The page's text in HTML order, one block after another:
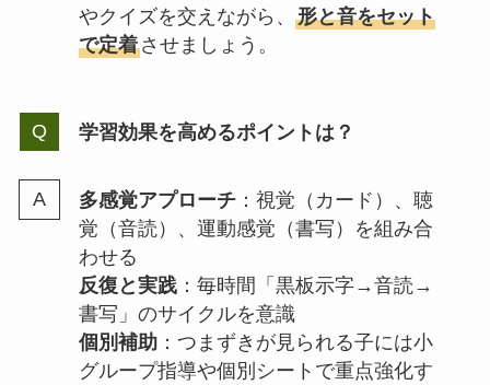
やクイズを交えながら、 形と音をセット
で定着させましょう。
学習効果を高めるポイントは？
多感覚アプローチ：視覚（カード）、聴
覚（音読）、運動感覚（書写）を組み合
わせる
反復と実践：毎時間「黒板示字→音読→
書写」のサイクルを意識
個別補助：つまずきが見られる子には小
グループ指導や個別シートで重点強化す